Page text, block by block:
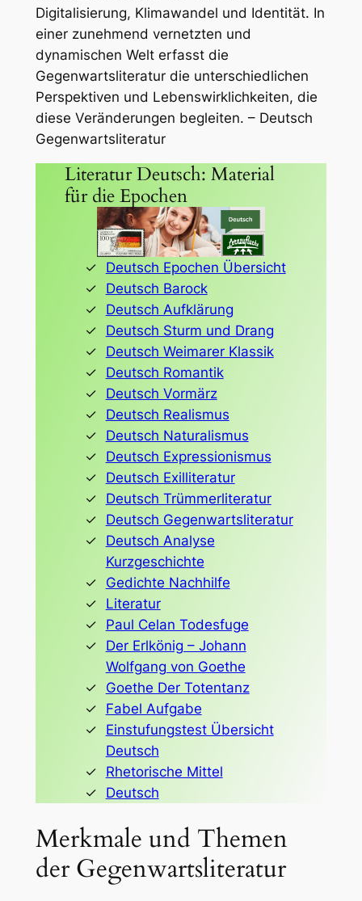
Digitalisierung, Klimawandel und Identität. In
einer zunehmend vernetzten und
dynamischen Welt erfasst die
Gegenwartsliteratur die unterschiedlichen
Perspektiven und Lebenswirklichkeiten, die
diese Veränderungen begleiten. – Deutsch
Gegenwartsliteratur
Literatur Deutsch: Material
für die Epochen
Deutsch Epochen Übersicht
Deutsch Barock
Deutsch Aufklärung
Deutsch Sturm und Drang
Deutsch Weimarer Klassik
Deutsch Romantik
Deutsch Vormärz
Deutsch Realismus
Deutsch Naturalismus
Deutsch Expressionismus
Deutsch Exilliteratur
Deutsch Trümmerliteratur
Deutsch Gegenwartsliteratur
Deutsch Analyse
Kurzgeschichte
Gedichte Nachhilfe
Literatur
Paul Celan Todesfuge
Der Erlkönig – Johann
Wolfgang von Goethe
Goethe Der Totentanz
Fabel Aufgabe
Einstufungstest Übersicht
Deutsch
Rhetorische Mittel
Deutsch
Merkmale und Themen
der Gegenwartsliteratur